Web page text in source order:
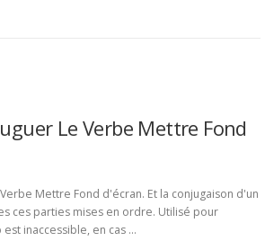
Le Verbe Mettre Fond
Mettre Fond d'écran. Et la conjugaison d'un
ces parties mises en ordre. Utilisé pour
inaccessible, en cas …